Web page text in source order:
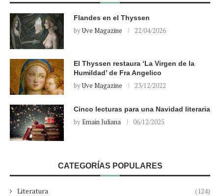
Flandes en el Thyssen
byUve Magazine 22/04/2026
El Thyssen restaura ‘La Virgen de la
Humildad’ de Fra Angelico
byUve Magazine 23/12/2022
Cinco lecturas para una Navidad literaria
byEmain Juliana 06/12/2025
CATEGORÍAS POPULARES
Literatura
(124)